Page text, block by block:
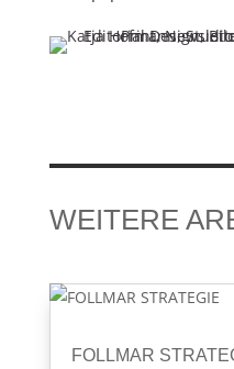
WEITERE
FOLLMAR